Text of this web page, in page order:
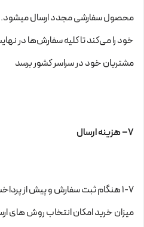
محصول سفارشی مجدد ارسال میشود.
خود را می‏‌کند تا کلیه سفارش‏‌ها در
مشتریان خود در سراسر کشور برسد
۷– هزینه ارسال
۱-۷ هنگام ثبت سفارش و پیش از
میزان خرید امکان انتخاب روش های